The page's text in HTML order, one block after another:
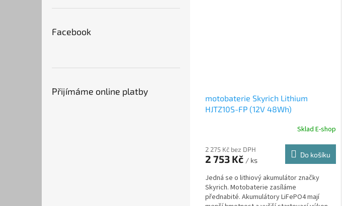
Facebook
Přijímáme online platby
motobaterie Skyrich Lithium
HJTZ10S-FP (12V 48Wh)
Sklad E-shop
2 275 Kč bez DPH
2 753 Kč / ks
Do košíku
Jedná se o lithiový akumulátor značky
Skyrich. Motobaterie zasíláme
přednabité. Akumulátory LiFePO4 mají